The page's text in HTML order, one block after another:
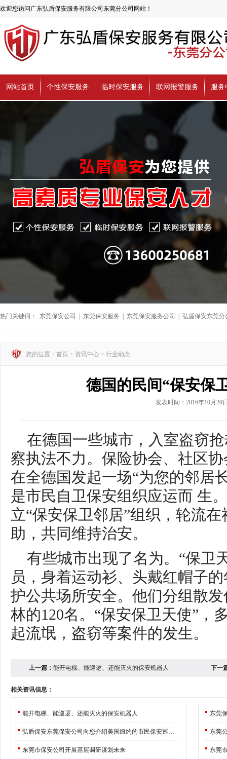
欢迎您访问广东弘盾保安服务有限公司东莞分公司网站！
网站首页 个性保安服务 临时保安服务 联网报警服务 服务
热门关键词： 东莞保安公司 东莞保安服务 东莞保安服务公司 弘盾保安东莞分
您的位置：首页 > 资讯中心 > 行业动态
德国的民间“保安保
发表时间：2016年10月20
在德国一些城市，入室盗窃
察执法不力。保险协会、社区
在全德国发起一场“为您的邻居
是市民自卫保安组织应运而 生
立“保安保卫邻居”组织，轮流
助，共同维持治安。
有些城市出现了名为。“保卫
员，身着运动衫、头戴红帽子
护公共场所安全。他们分组散
林的120名。“保安保卫天使”，
起流氓，盗窃等案件的发生。
上一篇： 能开电梯、能巡逻、还能灭火的保安机器人 下一
相关资讯信息：
能开电梯、能巡逻、还能灭火的保安机器人
弘盾保安东莞保安公司向您介绍美国纽约的市民保安巡逻队
东莞市保安公司开展基层调研谋划未来
东莞
东莞